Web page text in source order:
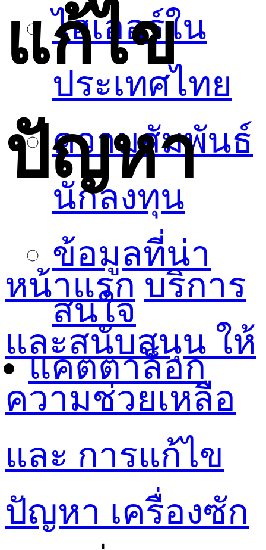
ไฮเออร์ใน
ประเทศไทย
ความสัมพันธ์
นักลงทุน
ข้อมูลที่น่า
สนใจ
แคตตาล็อก
แก้ไข
ปัญหา
หน้าแรก บริการ
และสนับสนุน ให้
ความช่วยเหลือ
และ การแก้ไข
ปัญหา เครื่องซัก